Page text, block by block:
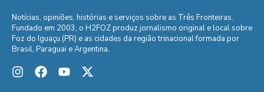
Notícias, opiniões, histórias e serviços sobre as Três Fronteiras.
Fundado em 2003, o H2FOZ produz jornalismo original e local sobre
Foz do Iguaçu (PR) e as cidades da região trinacional formada por
Brasil, Paraguai e Argentina.